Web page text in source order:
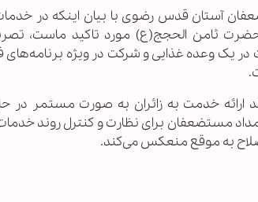
آستان قدس رضوی با بیان اینکه در
حضرت ثامن الحجج(ع) مورد تاکید ماست،
یک وعده غذایی و شرکت در ویژه
ارائه خدمت‌ به زائران به صورت مستمر
مستضعفان برای نظارت و کنترل روند
به موقع منعکس می‌کند.